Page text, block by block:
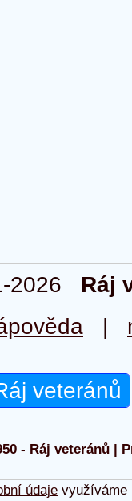
2026 Ráj
|
veteránů
- Ráj veteránů |
údajevyužíváme